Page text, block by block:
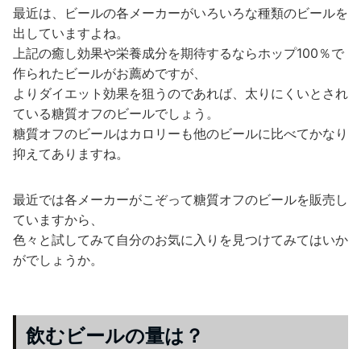
最近は、ビールの各メーカーがいろいろな種類のビールを
出していますよね。
上記の癒し効果や栄養成分を期待するならホップ100％で
作られたビールがお薦めですが、
よりダイエット効果を狙うのであれば、太りにくいとされ
ている糖質オフのビールでしょう。
糖質オフのビールはカロリーも他のビールに比べてかなり
抑えてありますね。
最近では各メーカーがこぞって糖質オフのビールを販売し
ていますから、
色々と試してみて自分のお気に入りを見つけてみてはいか
がでしょうか。
飲むビールの量は？